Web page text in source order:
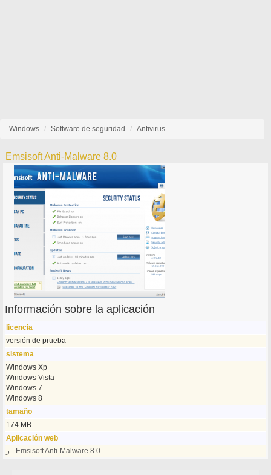
Windows Software de seguridad Antivirus
Emsisoft Anti-Malware 8.0
Información sobre la aplicación
licencia
versión de prueba
sistema
Windows Xp
Windows Vista
Windows 7
Windows 8
tamaño
174 MB
Aplicación web
ر - Emsisoft Anti-Malware 8.0